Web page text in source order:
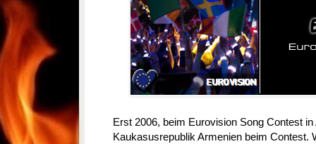
Erst 2006, beim Eurovision Song Contest in
Kaukasusrepublik Armenien beim Contest.